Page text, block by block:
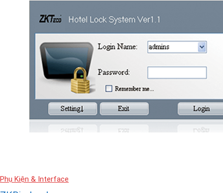
Phụ Kiện & Interface